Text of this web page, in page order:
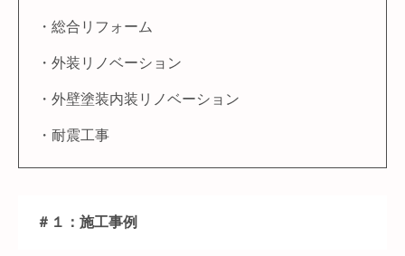
・総合リフォーム
・外装リノベーション
・外壁塗装内装リノベーション
・耐震工事
＃１：施工事例